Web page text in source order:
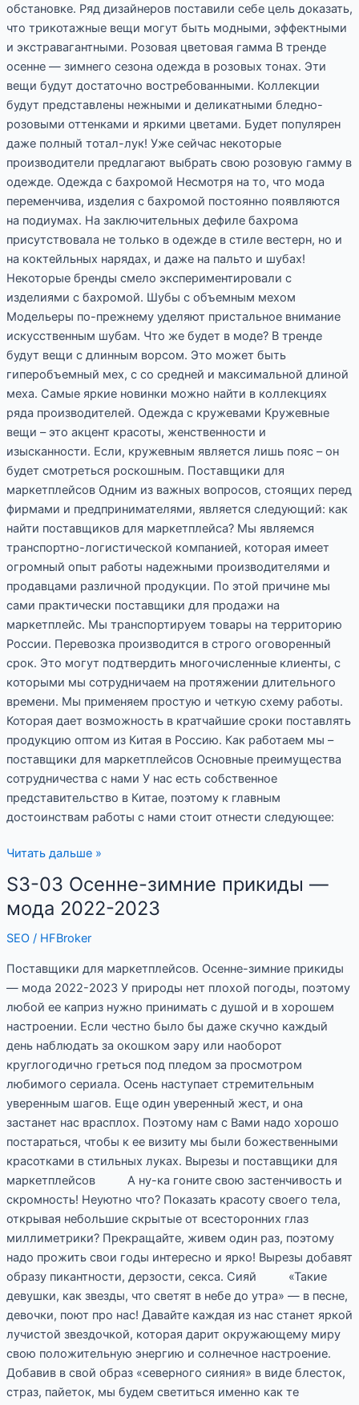
обстановке. Ряд дизайнеров поставили себе цель доказать,
что трикотажные вещи могут быть модными, эффектными
и экстравагантными. Розовая цветовая гамма В тренде
осенне — зимнего сезона одежда в розовых тонах. Эти
вещи будут достаточно востребованными. Коллекции
будут представлены нежными и деликатными бледно-
розовыми оттенками и яркими цветами. Будет популярен
даже полный тотал-лук! Уже сейчас некоторые
производители предлагают выбрать свою розовую гамму в
одежде. Одежда с бахромой Несмотря на то, что мода
переменчива, изделия с бахромой постоянно появляются
на подиумах. На заключительных дефиле бахрома
присутствовала не только в одежде в стиле вестерн, но и
на коктейльных нарядах, и даже на пальто и шубах!
Некоторые бренды смело экспериментировали с
изделиями с бахромой. Шубы с объемным мехом
Модельеры по-прежнему уделяют пристальное внимание
искусственным шубам. Что же будет в моде? В тренде
будут вещи с длинным ворсом. Это может быть
гиперобъемный мех, с со средней и максимальной длиной
меха. Самые яркие новинки можно найти в коллекциях
ряда производителей. Одежда с кружевами Кружевные
вещи – это акцент красоты, женственности и
изысканности. Если, кружевным является лишь пояс – он
будет смотреться роскошным. Поставщики для
маркетплейсов Одним из важных вопросов, стоящих перед
фирмами и предпринимателями, является следующий: как
найти поставщиков для маркетплейса? Мы являемся
транспортно-логистической компанией, которая имеет
огромный опыт работы надежными производителями и
продавцами различной продукции. По этой причине мы
сами практически поставщики для продажи на
маркетплейс. Мы транспортируем товары на территорию
России. Перевозка производится в строго оговоренный
срок. Это могут подтвердить многочисленные клиенты, с
которыми мы сотрудничаем на протяжении длительного
времени. Мы применяем простую и четкую схему работы.
Которая дает возможность в кратчайшие сроки поставлять
продукцию оптом из Китая в Россию. Как работаем мы –
поставщики для маркетплейсов Основные преимущества
сотрудничества с нами У нас есть собственное
представительство в Китае, поэтому к главным
достоинствам работы с нами стоит отнести следующее:
Читать дальше »
S3-03 Осенне-зимние прикиды —
мода 2022-2023
SEO/ HFBroker
Поставщики для маркетплейсов. Осенне-зимние прикиды
— мода 2022-2023 У природы нет плохой погоды, поэтому
любой ее каприз нужно принимать с душой и в хорошем
настроении. Если честно было бы даже скучно каждый
день наблюдать за окошком эару или наоборот
круглогодично греться под пледом за просмотром
любимого сериала. Осень наступает стремительным
уверенным шагов. Еще один уверенный жест, и она
застанет нас врасплох. Поэтому нам с Вами надо хорошо
постараться, чтобы к ее визиту мы были божественными
красотками в стильных луках. Вырезы и поставщики для
маркетплейсов А ну-ка гоните свою застенчивость и
скромность! Неуютно что? Показать красоту своего тела,
открывая небольшие скрытые от всесторонних глаз
миллиметрики? Прекращайте, живем один раз, поэтому
надо прожить свои годы интересно и ярко! Вырезы добавят
образу пикантности, дерзости, секса. Сияй «Такие
девушки, как звезды, что светят в небе до утра» — в песне,
девочки, поют про нас! Давайте каждая из нас станет яркой
лучистой звездочкой, которая дарит окружающему миру
свою положительную энергию и солнечное настроение.
Добавив в свой образ «северного сияния» в виде блесток,
страз, пайеток, мы будем светиться именно как те
S3-
Осенне-
зимние
—
мода
2022-
2023